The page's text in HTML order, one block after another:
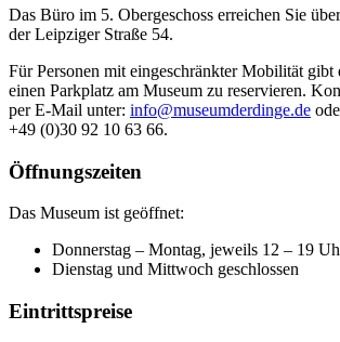
Das Büro im 5. Obergeschoss erreichen Sie
der Leipziger Straße 54.
Für Personen mit eingeschränkter Mobilität
einen Parkplatz am Museum zu reservieren.
per E-Mail unter: info@museumderdinge.de
+49 (0)30 92 10 63 66.
Öffnungszeiten
Das Museum ist geöffnet:
Donnerstag – Montag, jeweils 12 – 19
Dienstag und Mittwoch geschlossen
Eintrittspreise